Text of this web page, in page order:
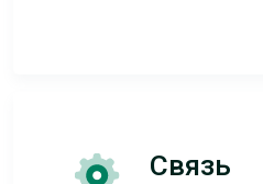
Связь